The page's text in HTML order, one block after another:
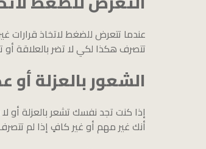
عندما تتعرض للضغط لاتخاذ قرارات
تتصرف هكذا لكي لا تضر بالعلاقة
الشعور بالعزلة أو
إذا كنت تجد نفسك تشعر بالعزلة أو
أنك غير مهم أو غير كافٍ إذا لم